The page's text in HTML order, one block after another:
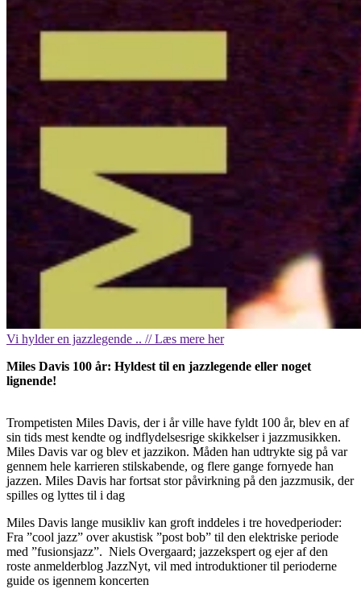
Vi hylder en jazzlegende .. // Læs mere her
Miles Davis 100 år: Hyldest til en jazzlegende eller noget
lignende!
Trompetisten Miles Davis, der i år ville have fyldt 100 år, blev en af
sin tids mest kendte og indflydelsesrige skikkelser i jazzmusikken.
Miles Davis var og blev et jazzikon. Måden han udtrykte sig på var
gennem hele karrieren stilskabende, og flere gange fornyede han
jazzen. Miles Davis har fortsat stor påvirkning på den jazzmusik, der
spilles og lyttes til i dag
Miles Davis lange musikliv kan groft inddeles i tre hovedperioder:
Fra ”cool jazz” over akustisk ”post bob” til den elektriske periode
med ”fusionsjazz”. Niels Overgaard; jazzekspert og ejer af den
roste anmelderblog JazzNyt, vil med introduktioner til perioderne
guide os igennem koncerten